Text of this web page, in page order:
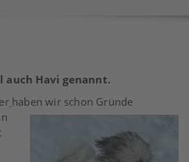
auch Havi genannt.
haben wir schon Gründe